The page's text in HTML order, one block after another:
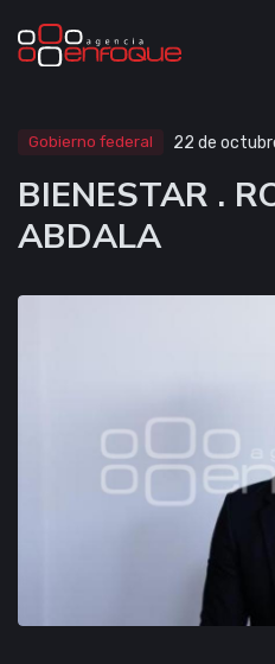
Gobierno federal 22 de
BIENESTAR .
ABDALA